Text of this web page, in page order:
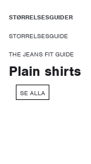
STØRRELSESGUIDER
STØRRELSESGUIDE
THE JEANS FIT GUIDE
Plain shirts
SE ALLA